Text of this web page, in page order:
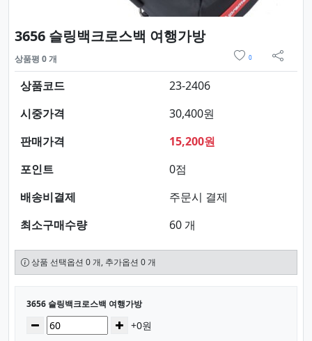
3656 슬링백크로스백 여행가방요약정보 및 구매
상품평 0 개 0
sns 공
상품코드
23-2406
시중가격
30,400원
판매가격
15,200원
포인트
0점
배송비결제
주문시 결제
최소구매수량
60 개
상품 선택옵션 0 개, 추가옵션 0 개
선택된 옵션
3656 슬링백크로스백 여행가방
수량감소 증가+0원